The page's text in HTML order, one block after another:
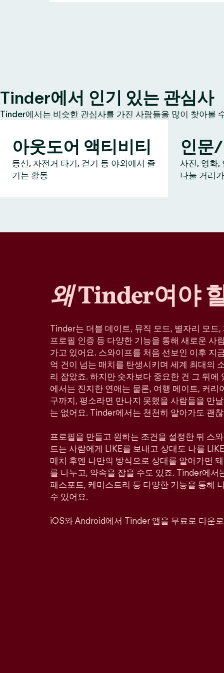
Tinder에서 인기 있는 관심사
Tinder에서는 비슷한 관심사를 가진 사람들을 많이 찾아볼
아웃도어 액티비티
등산, 자전거 타기, 걷기 등 야외에서 즐
기는 활동
인문
사진, 영화,
나눌 거리
왜Tinder여야
Tinder는 더블 데이트, 뮤직 모드, 별자리 모드
프로필 인증 등 다양한 기능을 통해 새로운 사
가고 있어요. 스와이프를 처음 선보인 이후 지
억 건이 넘는 매치를 탄생시키며 세계 최대의
리 잡았죠. 하지만 숫자보다 중요한 건 그 뒤
에서는 진지한 연애는 물론, 여행 메이트, 커리
구까지, 평소라면 만나지 못했을 사람들을 만
는 없어요. Tinder에서는 천천히 알아가도 괜
프로필을 만들고 원하는 조건을 설정한 뒤 스
드는 사람에게 LIKE를 보내고 상대도 나를
매치 후엔 나만의 방식으로 상대를 알아가면
를 나누고, 약속을 잡을 수도 있죠. Tinder에서
패스포트, 케미스트리 등 다양한 기능을 통해
수 있어요.
iOS와 Android에서 Tinder 앱을 무료로 다운